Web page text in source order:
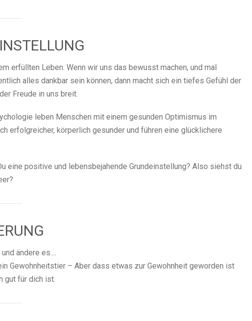
erfüllten Leben. Wenn wir uns das bewusst machen, und mal
alles dankbar sein können, dann macht sich ein tiefes Gefühl der
Freude in uns breit.
leben Menschen mit einem gesunden Optimismus im
erfolgreicher, körperlich gesunder und führen eine glücklichere
eine positive und lebensbejahende Grundeinstellung? Also siehst du
ändere es....
Gewohnheitstier – Aber dass etwas zur Gewohnheit geworden ist
gut für dich ist.